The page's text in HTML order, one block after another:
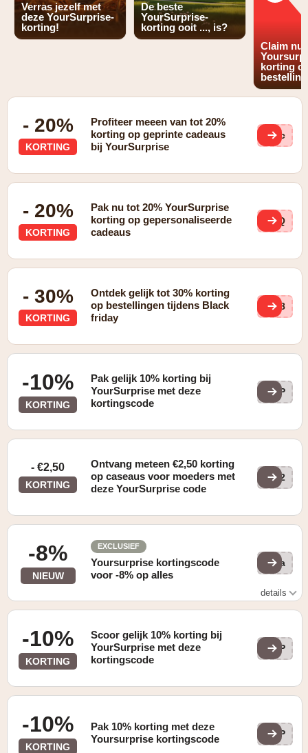
Verras jezelf met
deze YourSurprise-
korting!
De beste
YourSurprise-
korting ooit ..., is?
Claim nu
korting
bestelling
- 20%
KORTING
Profiteer meeen van tot 20%
korting op geprinte cadeaus
bij YourSurprise
cpc
- 20%
KORTING
Pak nu tot 20% YourSurprise
korting op gepersonaliseerde
cadeaus
D5Q
- 30%
KORTING
Ontdek gelijk tot 30% korting
op bestellingen tijdens Black
friday
zT8
-10%
KORTING
Pak gelijk 10% korting bij
YourSurprise met deze
kortingscode
YSP
- €2,50
KORTING
Ontvang meteen €2,50 korting
op caseaus voor moeders met
deze YourSurprise code
MD2
-8%
NIEUW
EXCLUSIEF
Yoursurprise kortingscode
voor -8% op alles
Kna
details
-10%
KORTING
Scoor gelijk 10% korting bij
YourSurprise met deze
kortingscode
YSP
-10%
KORTING
Pak 10% korting met deze
Yoursurprise kortingscode
YSP